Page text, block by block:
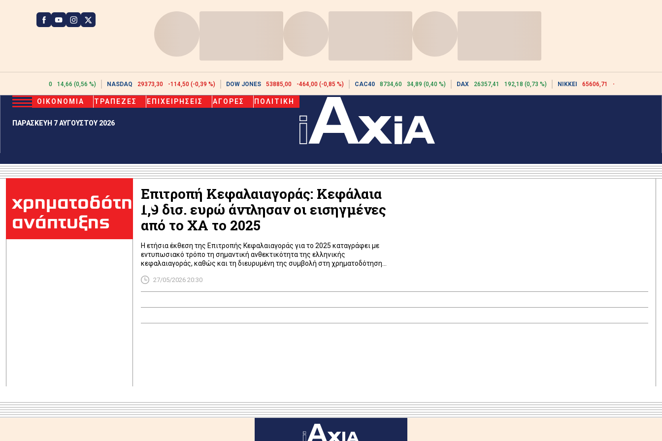
2623,10 14,66 (0,56 %) NASDAQ 29373,30 -114,50 (-0,39 %) DOW JONES 53885,00 -464,00 (-0,85 %) CAC40 8734,60 34,89 (0,40 %) DAX 26357,41 192,18 (0,73 %) NIKKEI 65606,71 -76,55 (-0,12 %)
ΠΑΡΑΣΚΕΥΗ 7 ΑΥΓΟΥΣΤΟΥ 2026
ΟΙΚΟΝΟΜΙΑ ΤΡΑΠΕΖΕΣ ΕΠΙΧΕΙΡΗΣΕΙΣ ΑΓΟΡΕΣ ΠΟΛΙΤΙΚΗ
χρηματοδότηση
ανάπτυξης
Επιτροπή Κεφαλαιαγοράς: Κεφάλαια
1,9 δισ. ευρώ άντλησαν οι εισηγμένες
από το ΧΑ το 2025
Η ετήσια έκθεση της Επιτροπής Κεφαλαιαγοράς για το 2025 καταγράφει με
εντυπωσιακό τρόπο τη σημαντική ανθεκτικότητα της ελληνικής
κεφαλαιαγοράς, καθώς και τη διευρυμένη της συμβολή στη χρηματοδότηση
πρόεδρο Βασιλική Λαζαράκου στον πρόεδρο της Βουλής των Ελλήνων, Νικήτα
Κακλαμάνη, με τα μέχρι στιγμής αποτελέσματα να αναδεικνύουν […]
27/05/2026 20:30